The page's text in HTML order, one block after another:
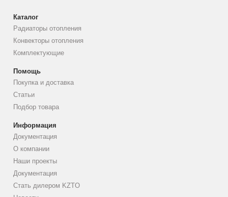
Каталог
Радиаторы отопления
Конвекторы отопления
Комплектующие
Помощь
Покупка и доставка
Статьи
Подбор товара
Информация
Документация
О компании
Наши проекты
Документация
Стать дилером KZTO